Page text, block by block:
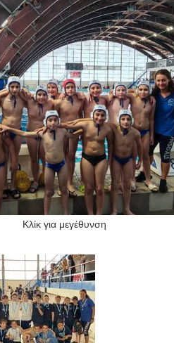
Κλίκ για μεγέθυνση